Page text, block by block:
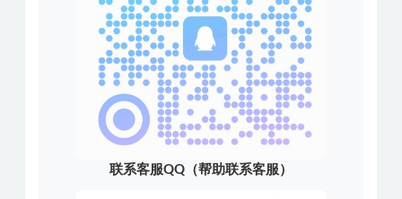
联系客服QQ（帮助联系客服）